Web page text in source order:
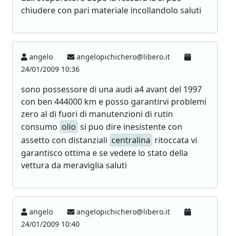
chiudere con pari materiale incollandolo saluti
angelo
angelopichichero@libero.it
24/01/2009 10:36
sono possessore di una audi a4 avant del 1997
con ben 444000 km e posso garantirvi problemi
zero al di fuori di manutenzioni di rutin
consumo olio si puo dire inesistente con
assetto con distanziali centralina ritoccata vi
garantisco ottima e se vedete lo stato della
vettura da meraviglia saluti
angelo
angelopichichero@libero.it
24/01/2009 10:40